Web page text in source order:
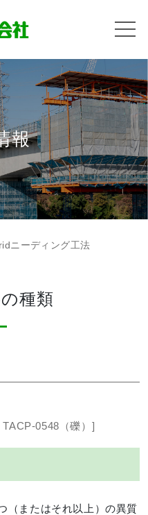
報
ニーディング工法
種類
0548（礫）]
（またはそれ以上）の異質